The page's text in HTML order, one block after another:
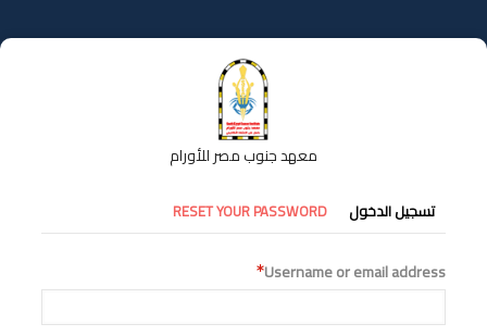
إلى
المحتوى
معهد جنوب مصر للأورام
التبويبات
الأساسية
تسجيل الدخول RESET YOUR PASSWORD
Username or email address